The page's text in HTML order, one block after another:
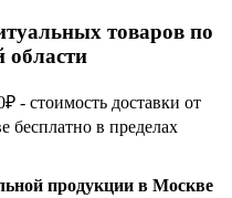
товаров по
области
- стоимость доставки от
бесплатно в пределах
продукции в Москве